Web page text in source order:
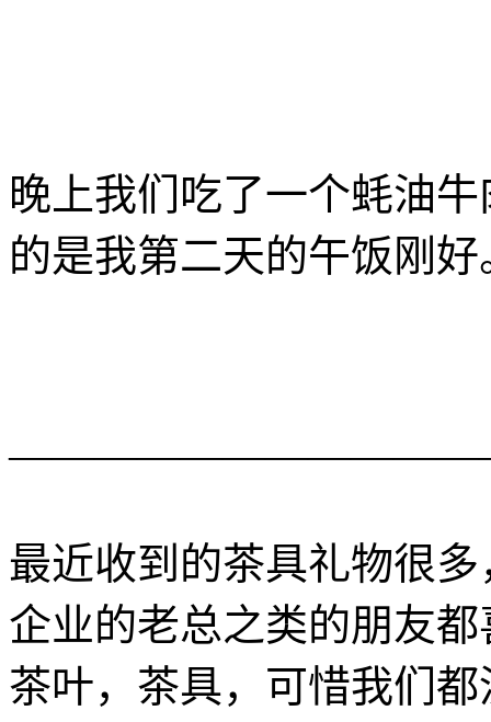
晚上我们吃了一个蚝油
的是我第二天的午饭刚好
最近收到的茶具礼物很
企业的老总之类的朋友
茶叶，茶具，可惜我们